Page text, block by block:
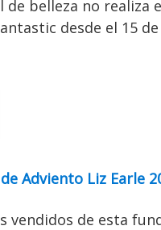
belleza no realiza
desde el 15
Adviento Liz Earle
de esta